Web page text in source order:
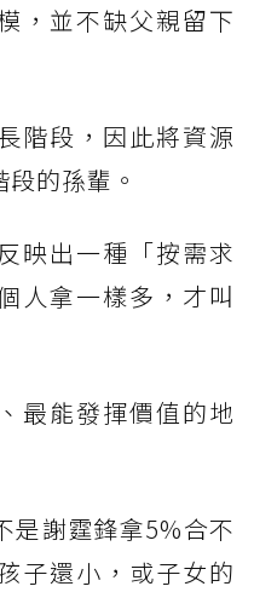
，並不缺父親留下
階段，因此將資源
的孫輩。
映出一種「按需求
人拿一樣多，才叫
最能發揮價值的地
是謝霆鋒拿5%合不
子還小，或子女的